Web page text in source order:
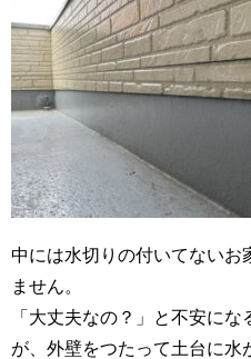
中には水切りの付いてないお
ません。
「大丈夫なの？」と不安に
が、外壁をつたって土台に水